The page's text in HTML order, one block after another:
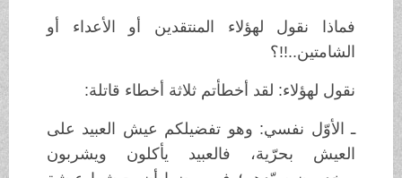
فماذا نقول لهؤلاء المنتقدين أو الأعداء أو
الشامتين..!!؟
نقول لهؤلاء: لقد أخطأتم ثلاثة أخطاء قاتلة:
ـ الأوّل نفسي: وهو تفضيلكم عيش العبيد على
العيش بحرّية، فالعبيد يأكلون ويشربون